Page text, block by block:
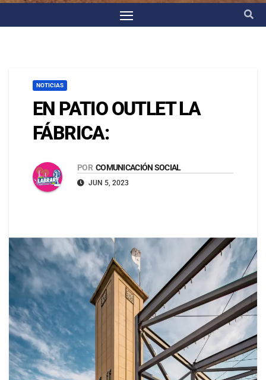
NOTICIAS
EN PATIO OUTLET LA
FÁBRICA:
POR COMUNICACIÓN SOCIAL
JUN 5, 2023